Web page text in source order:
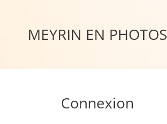
MEYRIN EN PHOTOS
Connexion